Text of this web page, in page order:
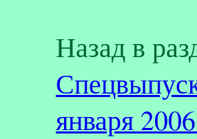
Назад в
января